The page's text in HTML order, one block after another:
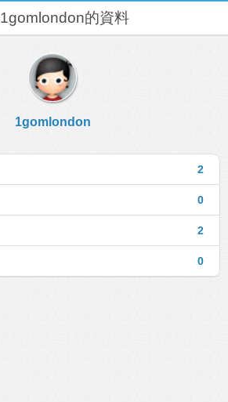
1gomlondon的資料
1gomlondon
2
0
2
0